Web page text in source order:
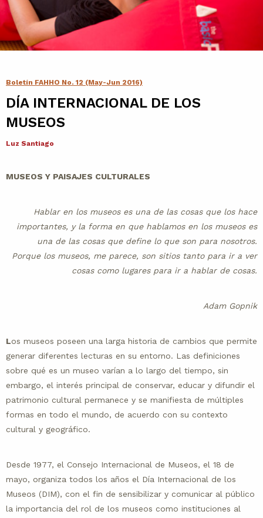
colecciones
Contacto
Agenda
Noticias
Boletín FAHHO No. 12 (May-Jun 2016)
DÍA INTERNACIONAL DE LOS
MUSEOS
Luz Santiago
MUSEOS Y PAISAJES CULTURALES
Hablar en los museos es una de las cosas que los hace
importantes, y la forma en que hablamos en los museos es
una de las cosas que define lo que son para nosotros.
Porque los museos, me parece, son sitios tanto para ir a ver
cosas como lugares para ir a hablar de cosas.
Adam Gopnik
Los museos poseen una larga historia de cambios que permite
generar diferentes lecturas en su entorno. Las definiciones
sobre qué es un museo varían a lo largo del tiempo, sin
embargo, el interés principal de conservar, educar y difundir el
patrimonio cultural permanece y se manifiesta de múltiples
formas en todo el mundo, de acuerdo con su contexto
cultural y geográfico.
Desde 1977, el Consejo Internacional de Museos, el 18 de
mayo, organiza todos los años el Día Internacional de los
Museos (DIM), con el fin de sensibilizar y comunicar al público
la importancia del rol de los museos como instituciones al